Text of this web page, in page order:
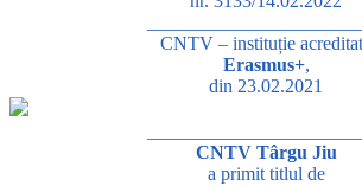
CNTV – instituție
Erasmus+,
din 23.02.2021
CNTV Târgu Jiu
a primit titlul de